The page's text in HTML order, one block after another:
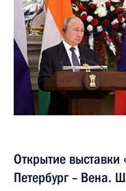
Открытие
Петербург – Вена.